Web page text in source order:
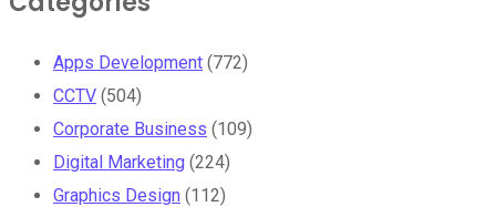
Apps Development (772)
CCTV (504)
Corporate Business (109)
Digital Marketing (224)
Graphics Design (112)